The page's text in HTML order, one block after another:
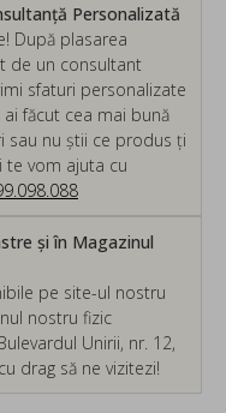
Personalizată
După plasarea
de un consultant
sfaturi personalizate
făcut cea mai bună
sau nu știi ce produs ți
te vom ajuta cu
și în Magazinul
pe site-ul nostru
nostru fizic
Unirii, nr. 12,
drag să ne vizitezi!